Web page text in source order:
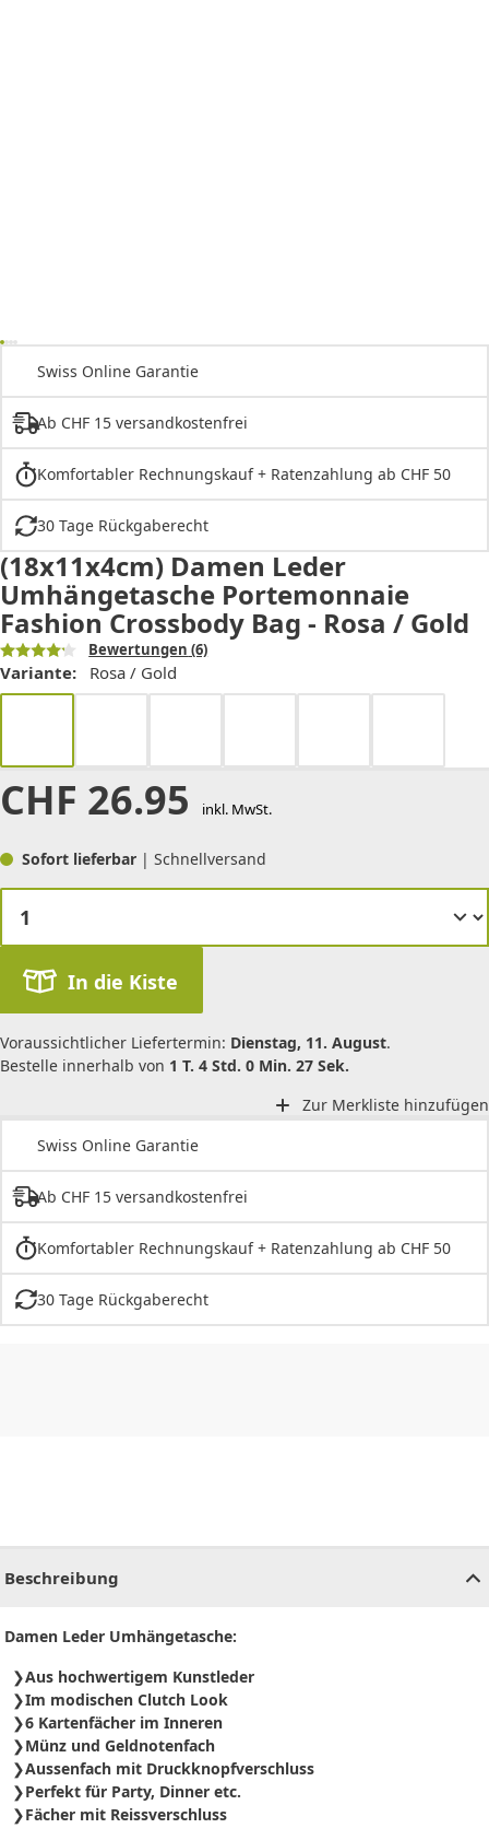
Swiss Online Garantie
Ab CHF 15 versandkostenfrei
Komfortabler Rechnungskauf + Ratenzahlung ab CHF 50
30 Tage Rückgaberecht
(18x11x4cm) Damen Leder
Umhängetasche Portemonnaie
Fashion Crossbody Bag - Rosa / Gold
Bewertungen (6)
Variante: Rosa / Gold
CHF 26.95 inkl. MwSt.
Sofort lieferbar | Schnellversand
In die Kiste
Voraussichtlicher Liefertermin: Dienstag, 11. August.
Bestelle innerhalb von 1 T. 4 Std. 0 Min. 27 Sek.
Zur Merkliste hinzufügen
Swiss Online Garantie
Ab CHF 15 versandkostenfrei
Komfortabler Rechnungskauf + Ratenzahlung ab CHF 50
30 Tage Rückgaberecht
Beschreibung
Damen Leder Umhängetasche:
Aus hochwertigem Kunstleder
Im modischen Clutch Look
6 Kartenfächer im Inneren
Münz und Geldnotenfach
Aussenfach mit Druckknopfverschluss
Perfekt für Party, Dinner etc.
Fächer mit Reissverschluss